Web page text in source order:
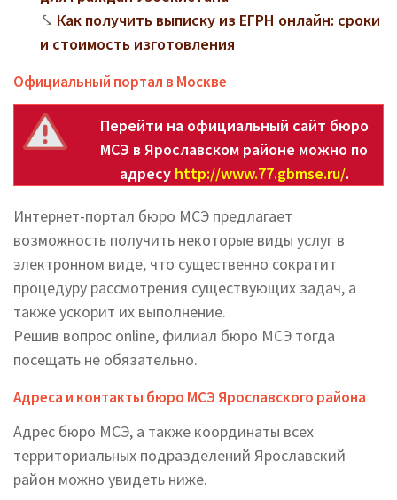
Как получить выписку из ЕГРН онлайн: сроки
и стоимость изготовления
Официальный портал в Москве
Перейти на официальный сайт бюро
МСЭ в Ярославском районе можно по
адресу http://www.77.gbmse.ru/.
Интернет-портал бюро МСЭ предлагает
возможность получить некоторые виды услуг в
электронном виде, что существенно сократит
процедуру рассмотрения существующих задач, а
также ускорит их выполнение.
Решив вопрос online, филиал бюро МСЭ тогда
посещать не обязательно.
Адреса и контакты бюро МСЭ Ярославского района
Адрес бюро МСЭ, а также координаты всех
территориальных подразделений Ярославский
район можно увидеть ниже.